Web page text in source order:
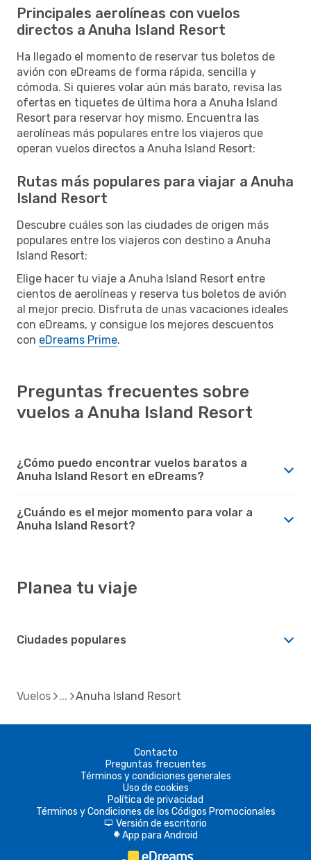
Principales aerolíneas con vuelos
directos a Anuha Island Resort
Ha llegado el momento de reservar tus boletos de
avión con eDreams de forma rápida, sencilla y
cómoda. Si quieres volar aún más barato, revisa las
ofertas en tiquetes de última hora a Anuha Island
Resort para reservar hoy mismo. Encuentra las
aerolíneas más populares entre los viajeros que
operan vuelos directos a Anuha Island Resort:
Rutas más populares para viajar a Anuha
Island Resort
Descubre cuáles son las ciudades de origen más
populares entre los viajeros con destino a Anuha
Island Resort:
Elige hacer tu viaje a Anuha Island Resort entre
cientos de aerolíneas y reserva tus boletos de avión
al mejor precio. Disfruta de unas vacaciones ideales
con eDreams, y consigue los mejores descuentos
con eDreams Prime.
Preguntas frecuentes sobre
vuelos a Anuha Island Resort
¿Cómo puedo encontrar vuelos baratos a
Anuha Island Resort en eDreams?
¿Cuándo es el mejor momento para volar a
Anuha Island Resort?
Planea tu viaje
Ciudades populares
Vuelos Anuha Island Resort
Contacto
Preguntas frecuentes
Términos y condiciones generales
Uso de cookies
Política de privacidad
Términos y Condiciones de los Códigos Promocionales
d Versión de escritorio
A App para Android